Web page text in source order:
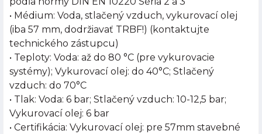
• Médium: Voda, stlačený vzduch, vykurovací olej
(iba 57 mm, dodržiavať TRBF!) (kontaktujte
technického zástupcu)
• Teploty: Voda: až do 80 °C (pre vykurovacie
systémy); Vykurovací olej: do 40°C; Stlačený
vzduch: do 70°C
• Tlak: Voda: 6 bar; Stlačený vzduch: 10-12,5 bar;
Vykurovací olej: 6 bar
• Certifikácia: Vykurovací olej: pre 57mm stavebné